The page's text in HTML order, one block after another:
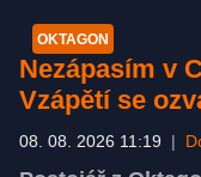
OKTAGON
Nezápasím v
Vzápětí se
08. 08. 2026 11:19